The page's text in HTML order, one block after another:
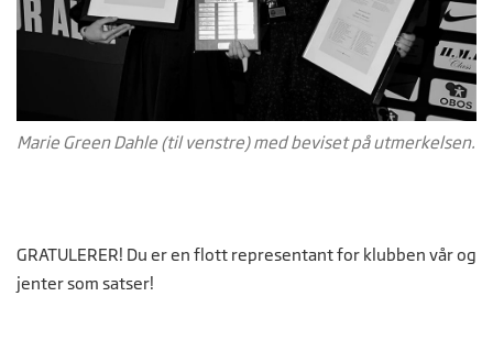
Marie Green Dahle (til venstre) med beviset på utmerkelsen.
GRATULERER! Du er en flott representant for klubben vår og
jenter som satser!